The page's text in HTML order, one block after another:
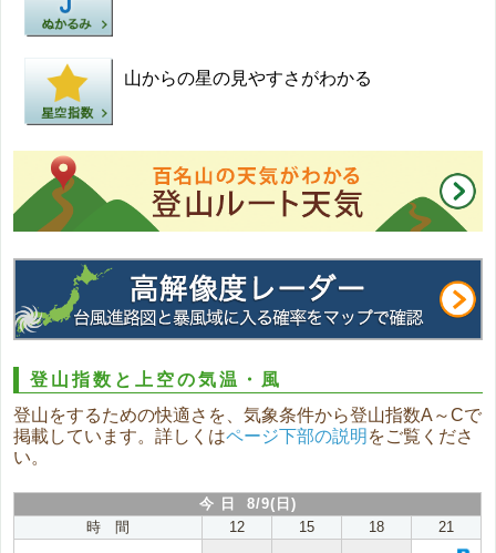
山からの星の見やすさがわかる
登山指数と上空の気温・風
登山をするための快適さを、気象条件から登山指数A～Cで
掲載しています。詳しくはページ下部の説明 をご覧くださ
い。
今 日 8/9(日)
時 間
12 15 18 21